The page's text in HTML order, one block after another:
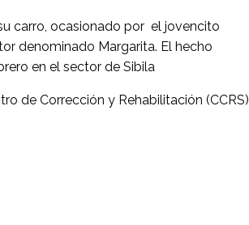
carro, ocasionado por el jovencito
denominado Margarita. El hecho
en el sector de Sibila
de Corrección y Rehabilitación (CCRS)